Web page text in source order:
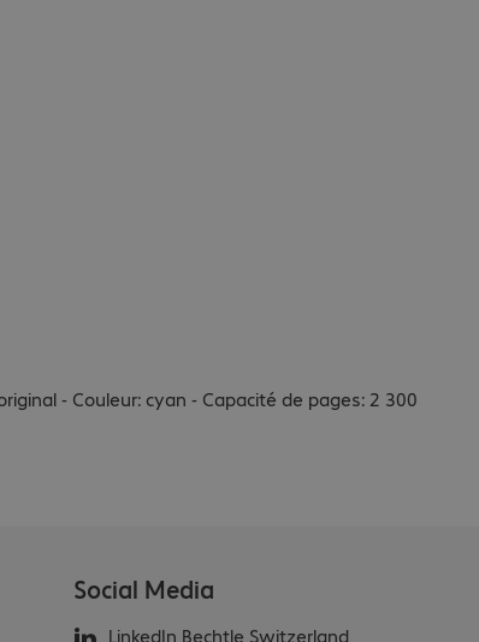
- Couleur: cyan - Capacité de pages: 2 300
Social Media
LinkedIn Bechtle Switzerland